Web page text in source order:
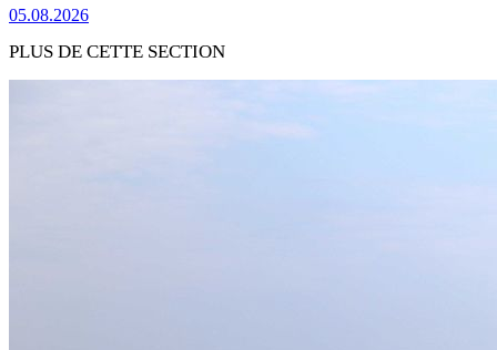
05.08.2026
PLUS DE CETTE SECTION